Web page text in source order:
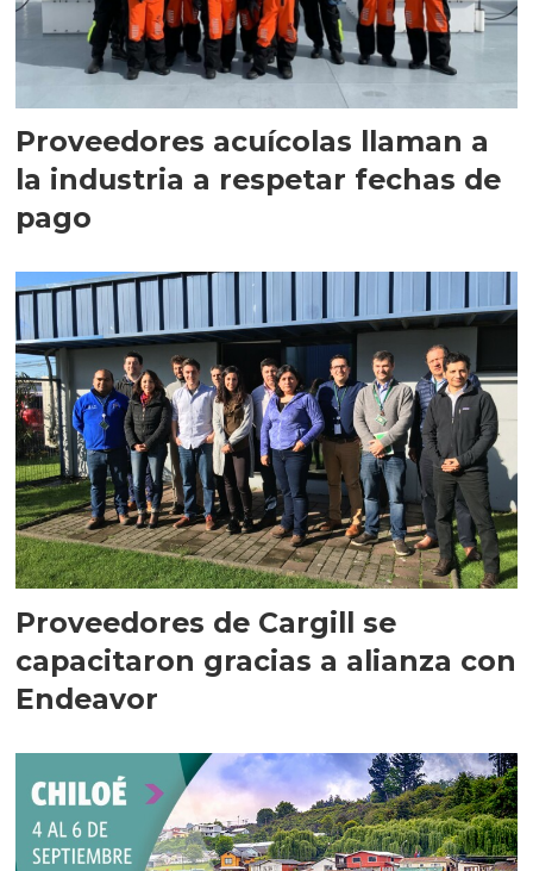
Proveedores acuícolas llaman a
la industria a respetar fechas de
pago
Proveedores de Cargill se
capacitaron gracias a alianza con
Endeavor